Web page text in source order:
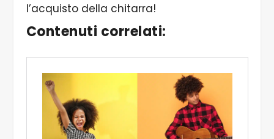
l’acquisto della chitarra!
Contenuti correlati: